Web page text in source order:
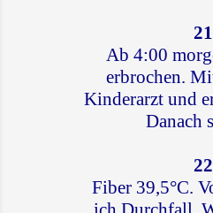
Ab 4:00
erbrochen.
Kinderarzt und
Danach
Fiber 39,5°C.